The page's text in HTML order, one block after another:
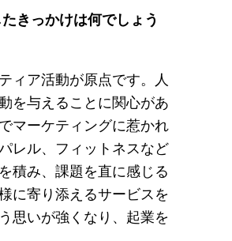
きっかけは何でしょう
ィア活動が原点です。人
を与えることに関心があ
マーケティングに惹かれ
レル、フィットネスなど
積み、課題を直に感じる
に寄り添えるサービスを
思いが強くなり、起業を